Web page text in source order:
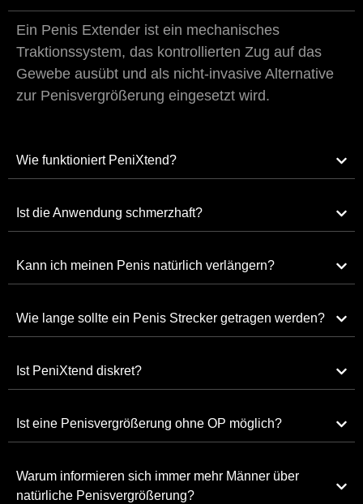
Ein Penis Extender ist ein mechanisches
Traktionssystem, das kontrollierten Zug auf das
Gewebe ausübt und als nicht-invasive Alternative
zur Penisvergrößerung eingesetzt wird.
Wie funktioniert PeniXtend?
Ist die Anwendung schmerzhaft?
Kann ich meinen Penis natürlich verlängern?
Wie lange sollte ein Penis Strecker getragen werden?
Ist PeniXtend diskret?
Ist eine Penisvergrößerung ohne OP möglich?
Warum informieren sich immer mehr Männer über
natürliche Penisvergrößerung?